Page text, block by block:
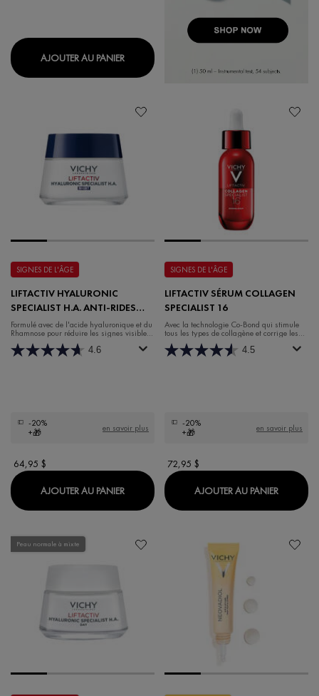
AJOUTER AU PANIER SÉRUM LIFTACTIV VITAMINE C 16 %
SIGNES DE L'ÂGE
LIFTACTIV HYALURONIC
SPECIALIST H.A. ANTI-RIDES
CRÈME HYDRATANTE DE NUIT
Formulé avec de l'acide hyaluronique et du
Rhamnose pour réduire les signes visibles
de l'âge.
4.6
-20%
+🎁
en savoir plus
64,95 $
AJOUTER AU PANIER LIFTACTIV HYALURONIC SPECIALIST H.A.
SIGNES DE L'ÂGE
LIFTACTIV SÉRUM COLLAGEN
SPECIALIST 16
Avec la technologie Co-Bond qui stimule
tous les types de collagène et corrige les
signes de l'âge
4.5
-20%
+🎁
en savoir plus
72,95 $
AJOUTER AU PANIER
Peau normale à mixte